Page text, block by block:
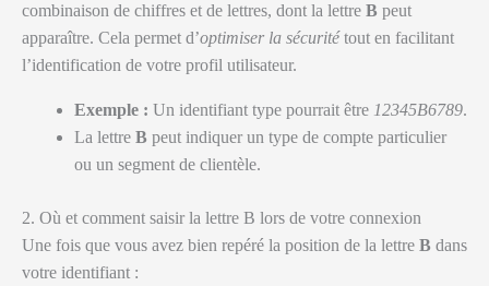
combinaison de chiffres et de lettres, dont la lettre B peut
apparaître. Cela permet d’optimiser la sécuritétout en facilitant
l’identification de votre profil utilisateur.
Exemple : Un identifiant type pourrait être 12345B6789.
La lettre B peut indiquer un type de compte particulier
ou un segment de clientèle.
2. Où et comment saisir la lettre B lors de votre connexion
Une fois que vous avez bien repéré la position de la lettre B dans
votre identifiant :